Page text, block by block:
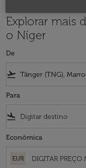
Explorar mais
o Níger
De
flight_takeoff
Para
flight_land
Econômica
EUR